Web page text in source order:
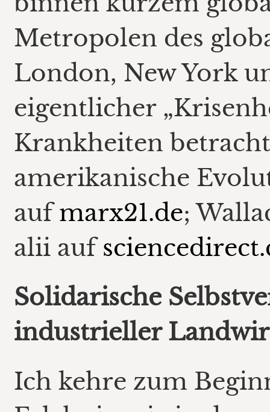
Metropolen des
London, New York
eigentlicher
Krankheiten
amerikanische
aufmarx21.de;
alii auf
Solidarische
industrieller
Ich kehre zum